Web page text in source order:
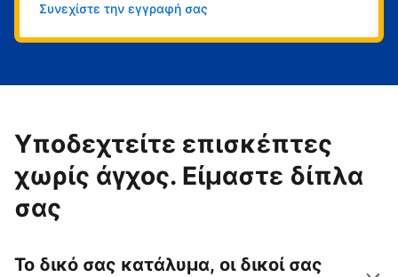
Συνεχίστε την εγγραφή σας
Υποδεχτείτε επισκέπτες
χωρίς άγχος. Είμαστε δίπλα
σας
Το δικό σας κατάλυμα, οι δικοί σας